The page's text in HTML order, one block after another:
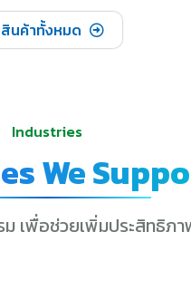
นค้าทั้งหมด
Industries
We
ม เพื่อช่วยเพิ่มประสิทธิ